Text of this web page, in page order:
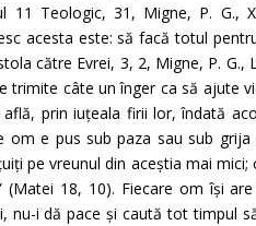
11 Teologic, 31, Migne, P. G.,
acesta este: să facă totul
către Evrei, 3, 2, Migne, P. G.,
trimite câte un înger ca să ajute
prin iuțeala firii lor, îndată
om e pus sub paza sau sub
pe vreunul din aceștia mai
18, 10). Fiecare om își
nu-i dă pace și caută tot timpul